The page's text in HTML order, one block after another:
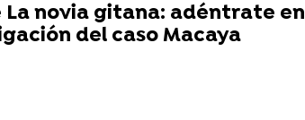
La novia gitana: adéntrate en
del caso Macaya